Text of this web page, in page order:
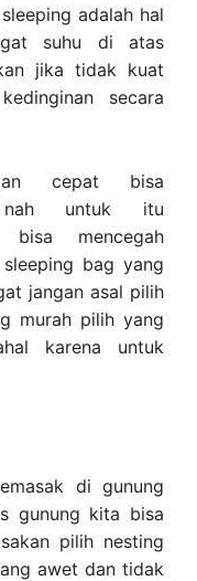
adalah hal
suhu di atas
jika tidak kuat
secara
cepat bisa
nah untuk itu
bisa mencegah
bag yang
jangan asal pilih
murah pilih yang
karena untuk
di gunung
gunung kita bisa
pilih nesting
awet dan tidak